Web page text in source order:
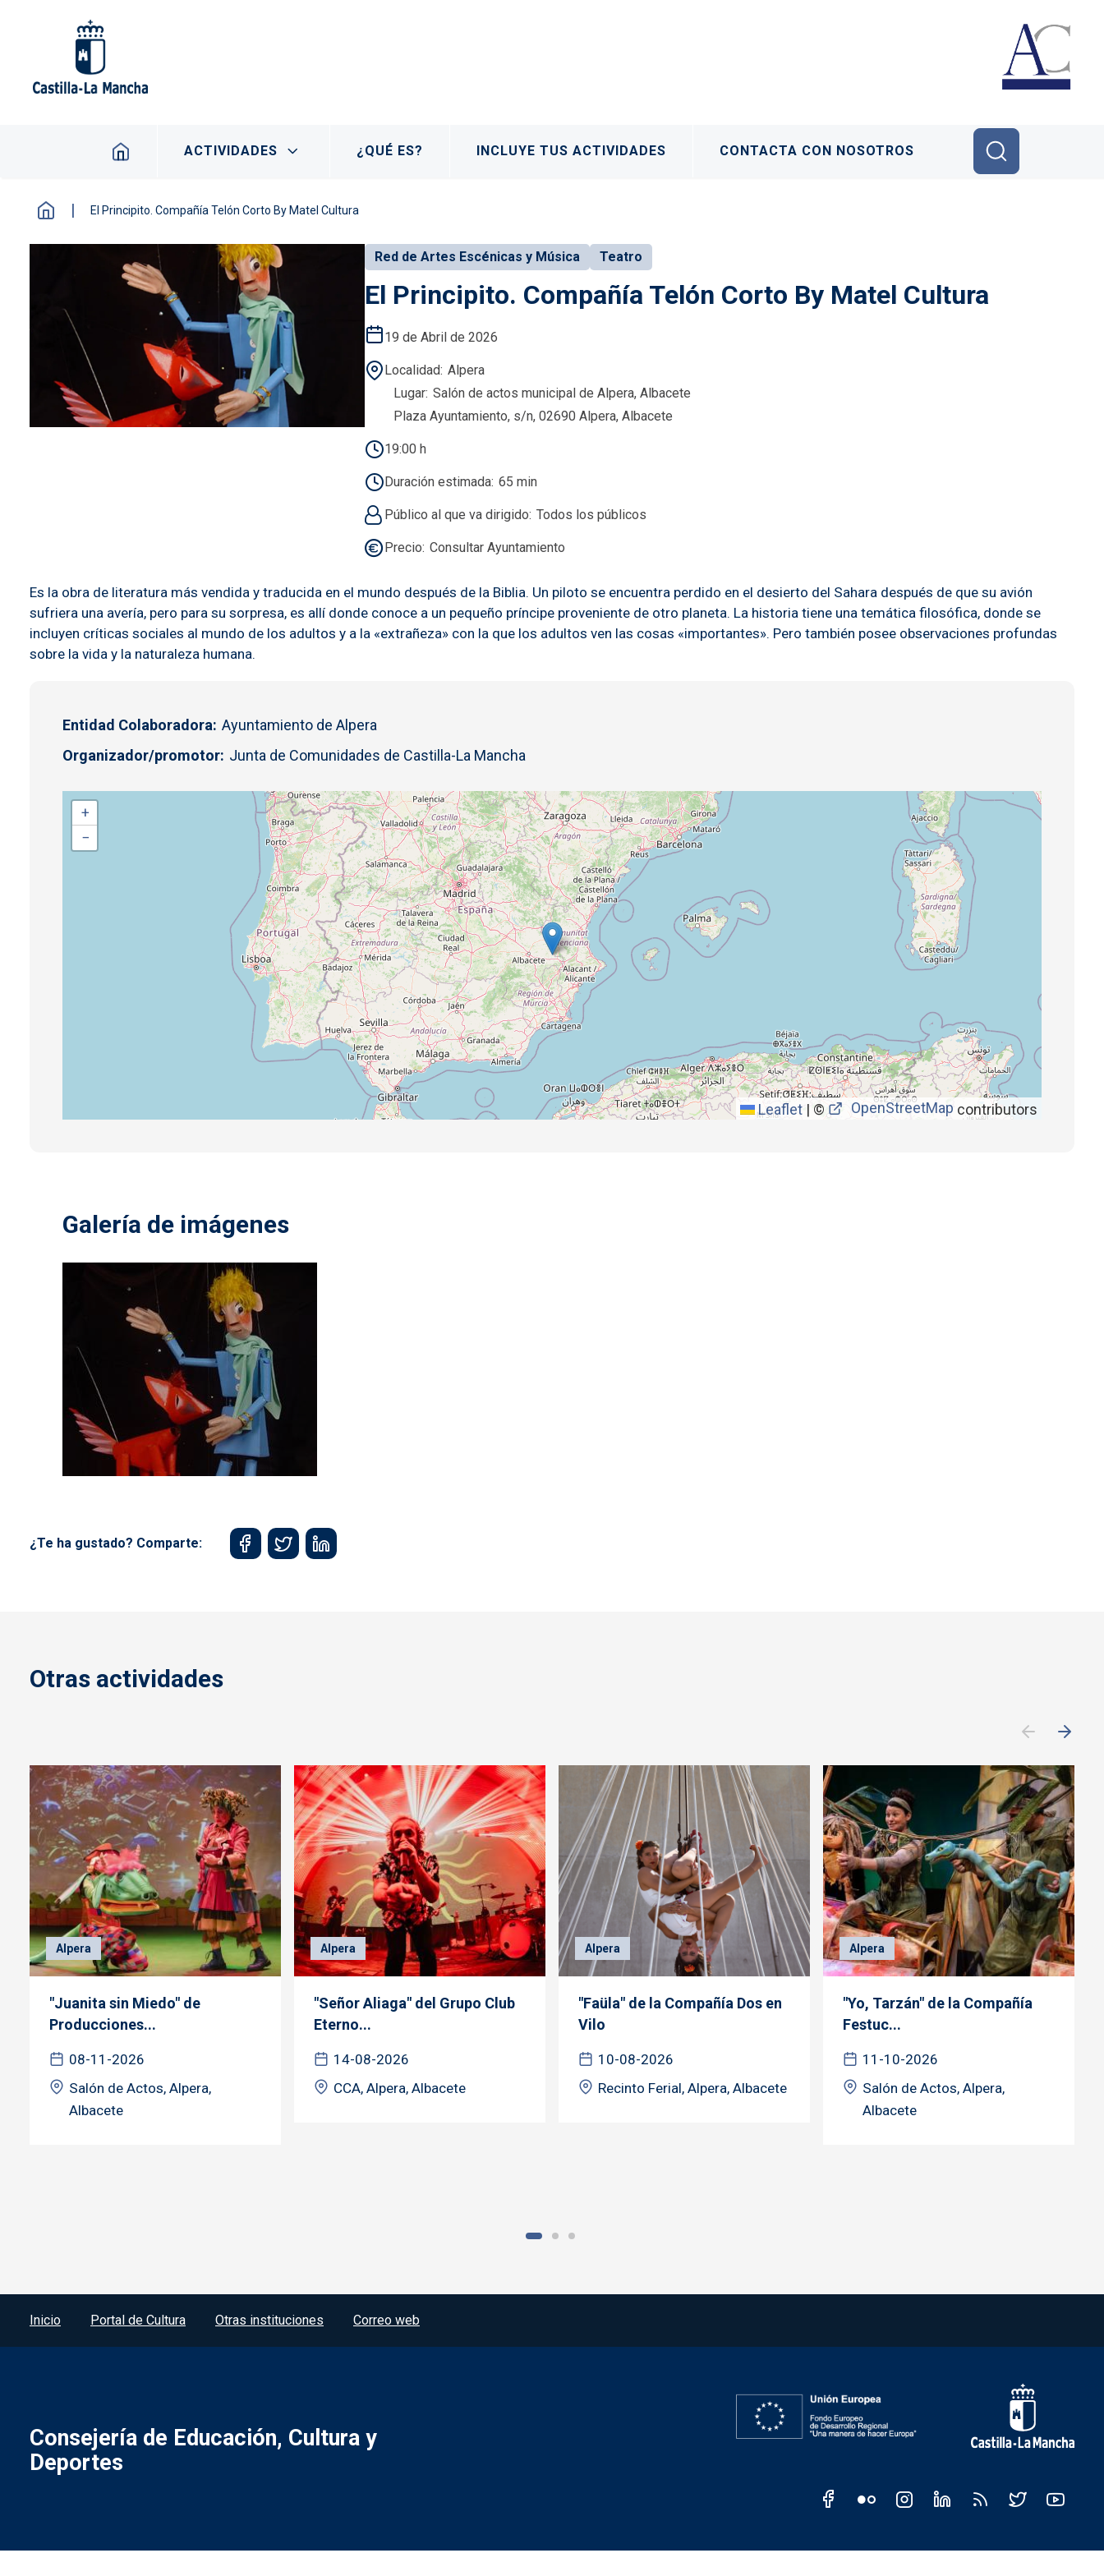
Navegación principal
ACTIVIDADES ¿QUÉ ES? INCLUYE TUS ACTIVIDADES CONTACTA CON NOSOTROS
El Principito. Compañía Telón Corto By Matel Cultura
Red de Artes Escénicas y Música Teatro
El Principito. Compañía Telón Corto By Matel Cultura
19 de Abril de 2026
Localidad Alpera
Lugar Salón de actos municipal de Alpera, Albacete
Plaza Ayuntamiento, s/n, 02690 Alpera, Albacete
19:00 h
Duración estimada 65 min
Público al que va dirigido Todos los públicos
Precio Consultar Ayuntamiento
Es la obra de literatura más vendida y traducida en el mundo después de la Biblia. Un piloto se encuentra perdido en el desierto del Sahara después de que su avión
sufriera una avería, pero para su sorpresa, es allí donde conoce a un pequeño príncipe proveniente de otro planeta. La historia tiene una temática filosófica, donde se
incluyen críticas sociales al mundo de los adultos y a la «extrañeza» con la que los adultos ven las cosas «importantes». Pero también posee observaciones profundas
sobre la vida y la naturaleza humana.
Entidad Colaboradora Ayuntamiento de Alpera
Organizador/promotor Junta de Comunidades de Castilla-La Mancha
+
−
Leaflet | © OpenStreetMap contributors
Galería de imágenes
¿Te ha gustado? Comparte:
Otras actividades
Alpera
"Juanita sin Miedo" de
Producciones...
08-11-2026
Salón de Actos, Alpera,
Albacete
Alpera
"Señor Aliaga" del Grupo Club
Eterno...
14-08-2026
CCA, Alpera, Albacete
Alpera
"Faüla" de la Compañía Dos en
Vilo
10-08-2026
Recinto Ferial, Alpera, Albacete
Alpera
"Yo, Tarzán" de la Compañía
Festuc...
11-10-2026
Salón de Actos, Alpera,
Albacete
Menú del pie
Inicio Portal de Cultura Otras instituciones Correo web
Consejería de Educación, Cultura y
Deportes